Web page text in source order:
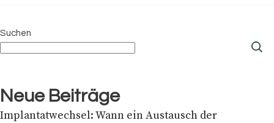
Suchen
Neue Beiträge
Implantatwechsel: Wann ein Austausch der